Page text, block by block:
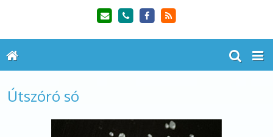
Útszóró só